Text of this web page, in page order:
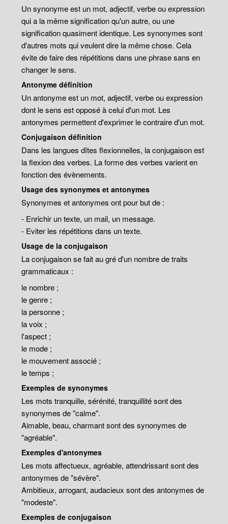
Un synonyme est un mot, adjectif, verbe ou expression
qui a la même signification qu'un autre, ou une
signification quasiment identique. Les synonymes sont
d'autres mots qui veulent dire la même chose. Cela
évite de faire des répétitions dans une phrase sans en
changer le sens.
Antonyme définition
Un antonyme est un mot, adjectif, verbe ou expression
dont le sens est opposé à celui d'un mot. Les
antonymes permettent d'exprimer le contraire d'un mot.
Conjugaison définition
Dans les langues dîtes flexionnelles, la conjugaison est
la flexion des verbes. La forme des verbes varient en
fonction des évènements.
Usage des synonymes et antonymes
Synonymes et antonymes ont pour but de :
- Enrichir un texte, un mail, un message.
- Eviter les répétitions dans un texte.
Usage de la conjugaison
La conjugaison se fait au gré d'un nombre de traits
grammaticaux :
le nombre ;
le genre ;
la personne ;
la voix ;
l'aspect ;
le mode ;
le mouvement associé ;
le temps ;
Exemples de synonymes
Les mots tranquille, sérénité, tranquillité sont des
synonymes de "calme".
Aimable, beau, charmant sont des synonymes de
"agréable".
Exemples d'antonymes
Les mots affectueux, agréable, attendrissant sont des
antonymes de "sévère".
Ambitieux, arrogant, audacieux sont des antonymes de
"modeste".
Exemples de conjugaison